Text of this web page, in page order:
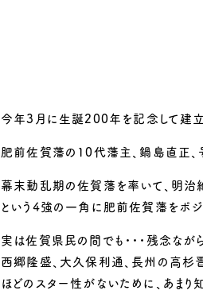
今年3月に生誕200年を記念して建立
肥前佐賀藩の10代藩主、鍋島直正、
幕末動乱期の佐賀藩を率いて、明治
という4強の一角に肥前佐賀藩をポ
実は佐賀県民の間でも・・・残念な
西郷隆盛、大久保利通、長州の高杉
ほどのスター性がないために、あまり